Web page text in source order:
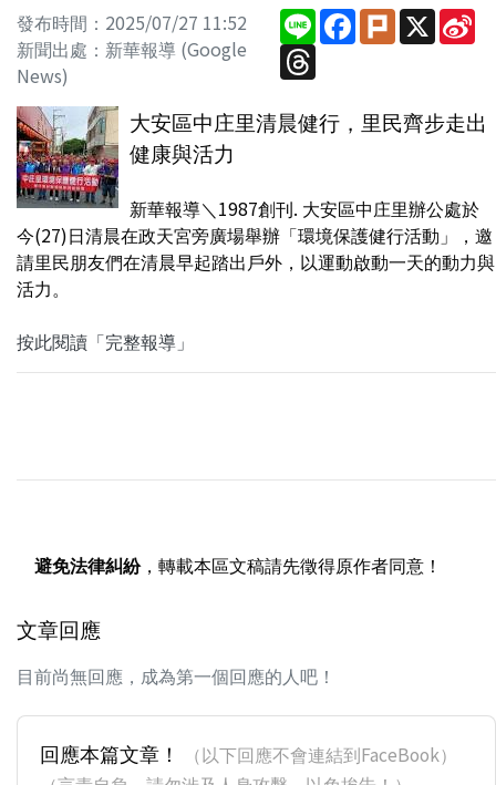
發布時間：2025/07/27 11:52
新聞出處：新華報導 (Google
News)
Line Facebook
PlurkX
Threads
大安區中庄里清晨健行，里民齊步走出
健康與活力
新華報導＼1987創刊. 大安區中庄里辦公處於
今(27)日清晨在政天宮旁廣場舉辦「環境保護健行活動」，邀
請里民朋友們在清晨早起踏出戶外，以運動啟動一天的動力與
活力。
按此閱讀「完整報導」
避免法律糾紛，轉載本區文稿請先徵得原作者同意！
文章回應
目前尚無回應，成為第一個回應的人吧！
回應本篇文章！
（以下回應不會連結到FaceBook）